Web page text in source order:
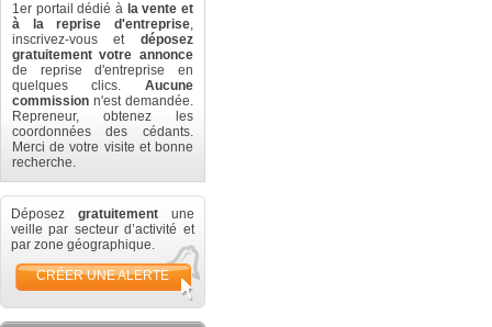
1er portail dédié à la vente et
à la reprise d'entreprise,
inscrivez-vous et déposez
gratuitement votre annonce
de reprise d'entreprise en
quelques clics. Aucune
commission n'est demandée.
Repreneur, obtenez les
coordonnées des cédants.
Merci de votre visite et bonne
recherche.
Déposez gratuitement une
veille par secteur d’activité et
par zone géographique.
CRÉER UNE ALERTE